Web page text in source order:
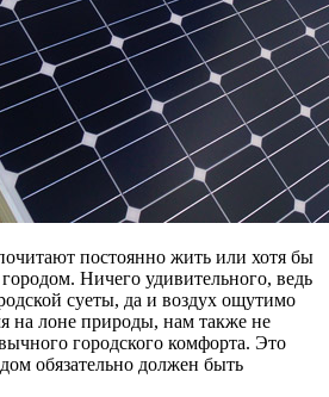
постоянно жить или хотя бы
Ничего удивительного, ведь
суеты, да и воздух ощутимо
на лоне природы, нам также не
городского комфорта. Это
обязательно должен быть